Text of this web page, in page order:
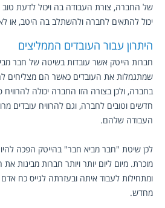
של החברה, צורת העבודה בה ויכול לדעת
יכול להתאים לחברה ולהשתלב בה היטב, או
היתרון עבור העובדים הממליצים
חברות הייטק אשר עובדות בשיטה של חבר
שמתגמלות את העובדים כאשר הם מצליחים
בחברה, ולכן בצורה הזו החברה יכולה להרוויח
חדשים וטובים לחברה, וגם להרוויח עובדים
העבודה שלהם.
לכן שיטת "חבר מביא חבר" בהייטק הפכה
מוכרת. מיום ליום יותר ויותר חברות מבינות
ומתחילות לעבוד איתה ובעזרתה לגייס כח
מחדש.